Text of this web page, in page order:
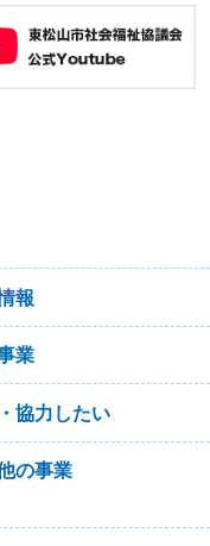
報
業
協力したい
の事業